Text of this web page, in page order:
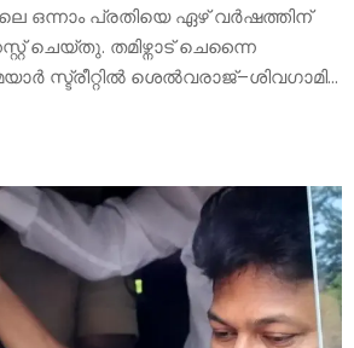
ഒന്നാം പ്രതിയെ ഏഴ് വർഷത്തിന്
ചെയ്തു. തമിഴ്നാട് ചെന്നൈ
സ്ട്രീറ്റിൽ ശെൽവരാജ്–ശിവഗാമി...